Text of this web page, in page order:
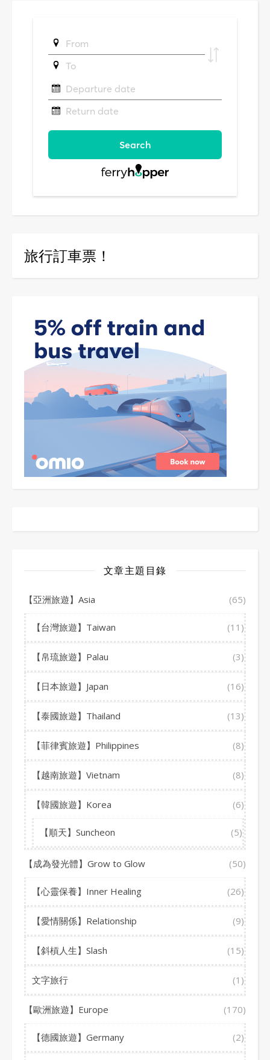
旅行訂車票！
文章主題目錄
【亞洲旅遊】Asia (65)
【台灣旅遊】Taiwan (11)
【帛琉旅遊】Palau (3)
【日本旅遊】Japan (16)
【泰國旅遊】Thailand (13)
【菲律賓旅遊】Philippines (8)
【越南旅遊】Vietnam (8)
【韓國旅遊】Korea (6)
【順天】Suncheon (5)
【成為發光體】Grow to Glow (50)
【心靈保養】Inner Healing (26)
【愛情關係】Relationship (9)
【斜槓人生】Slash (15)
文字旅行 (1)
【歐洲旅遊】Europe (170)
【德國旅遊】Germany (2)